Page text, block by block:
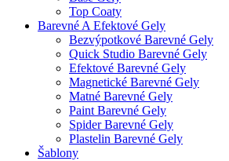
Top Coaty
Barevné A Efektové Gely
Bezvýpotkové Barevné Gely
Quick Studio Barevné Gely
Efektové Barevné Gely
Magnetické Barevné Gely
Matné Barevné Gely
Paint Barevné Gely
Spider Barevné Gely
Plastelin Barevné Gely
Šablony